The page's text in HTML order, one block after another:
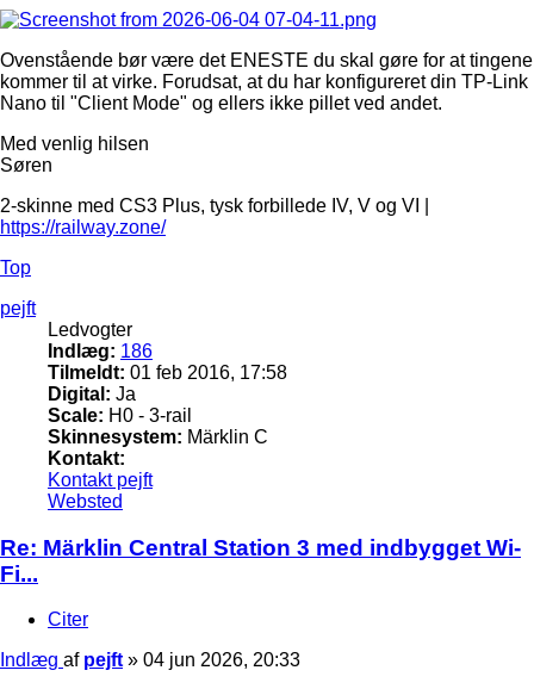
Ovenstående bør være det ENESTE du skal gøre for at tingene
kommer til at virke. Forudsat, at du har konfigureret din TP-Link
Nano til "Client Mode" og ellers ikke pillet ved andet.
Med venlig hilsen
Søren
2-skinne med CS3 Plus, tysk forbillede IV, V og VI |
https://railway.zone/
Top
pejft
Ledvogter
Indlæg: 186
Tilmeldt: 01 feb 2016, 17:58
Digital: Ja
Scale: H0 - 3-rail
Skinnesystem: Märklin C
Kontakt:
Kontakt pejft
Websted
Re: Märklin Central Station 3 med indbygget Wi-
Fi...
Citer
Indlæg af pejft » 04 jun 2026, 20:33